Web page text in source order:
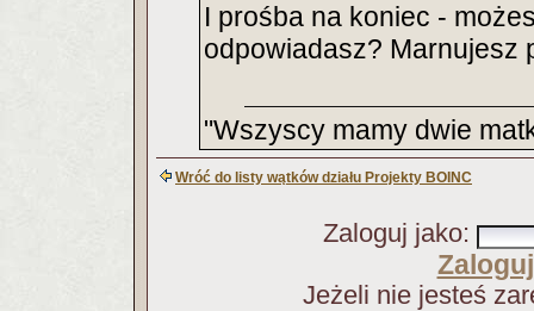
I prośba na koniec -
odpowiadasz? Marnujesz
"Wszyscy mamy dwie
Wróć do listy wątków działu Projekty BOINC
Zaloguj jako:
Jeżeli nie jesteś